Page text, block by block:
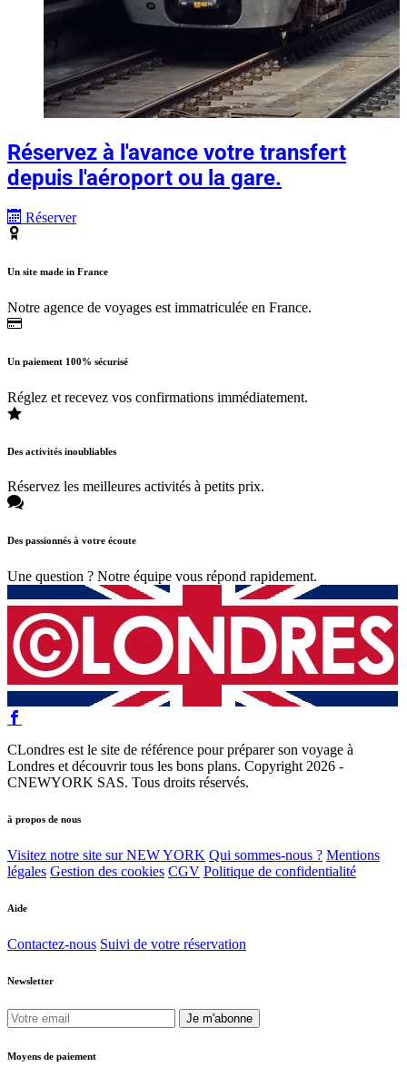
Réservez à l'avance votre transfert
depuis l'aéroport ou la gare.
Réserver
Un site made in France
Notre agence de voyages est immatriculée en France.
Un paiement 100% sécurisé
Réglez et recevez vos confirmations immédiatement.
Des activités inoubliables
Réservez les meilleures activités à petits prix.
Des passionnés à votre écoute
Une question ? Notre équipe vous répond rapidement.
CLondres est le site de référence pour préparer son voyage à
Londres et découvrir tous les bons plans. Copyright 2026 -
CNEWYORK SAS. Tous droits réservés.
à propos de nous
Visitez notre site sur NEW YORK Qui sommes-nous ? Mentions
légales Gestion des cookies CGV Politique de confidentialité
Aide
Contactez-nous Suivi de votre réservation
Newsletter
Je m'abonne
Moyens de paiement